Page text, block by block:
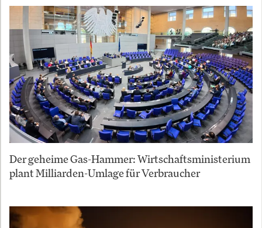
Der geheime Gas-Hammer: Wirtschaftsministerium
plant Milliarden-Umlage für Verbraucher